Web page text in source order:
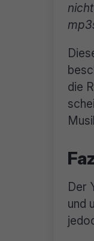
die
Der
und